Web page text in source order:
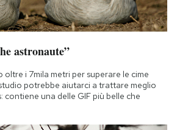
astronaute”
i 7mila metri per superare le cime
potrebbe aiutarci a trattare meglio
contiene una delle GIF più belle che